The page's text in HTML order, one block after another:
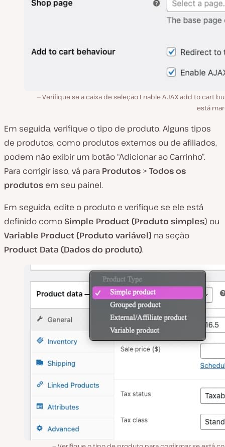
Verifique se a caixa de seleção Enable AJAX add to cart
está
Em seguida, verifique o tipo de produto. Alguns tipos
de produtos, como produtos externos ou de afiliados,
podem não exibir um botão “Adicionar ao Carrinho”.
Para corrigir isso, vá para Produtos >Todos os
produtos em seu painel.
Em seguida, edite o produto e verifique se ele está
definido como Simple Product (Produto simples) ou
Variable Product (Produto variável) na seção
Product Data (Dados do produto).